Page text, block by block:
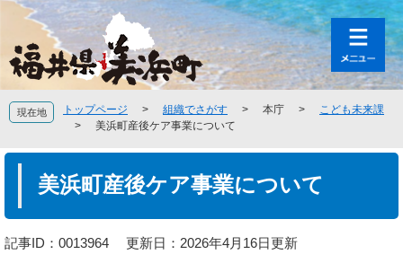
の
頭
で
。
ー
飛
ば
て
へ
現在地 トップページ > 組織でさがす > 本庁 >
こども未来課
>
美浜町産後ケア事業について
美浜町産後ケア事業について
記事ID：0013964 更新日：2026年4月16日更新